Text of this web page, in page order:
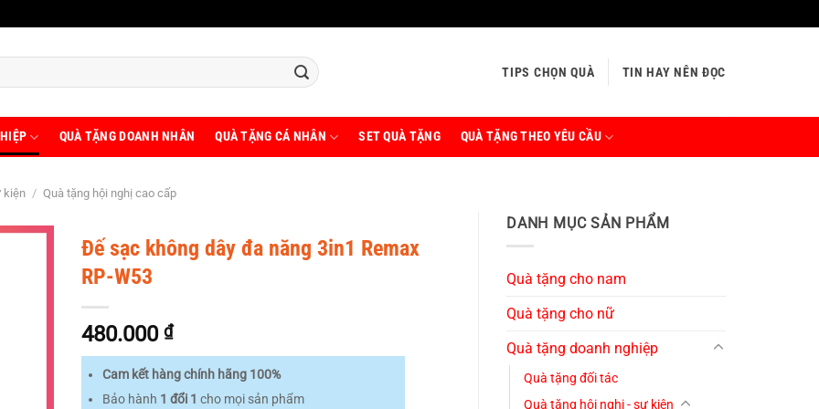
TIPS CHỌN QUÀ TIN HAY NÊN ĐỌC
QUÀ TẶNG DOANH NHÂN QUÀ TẶNG CÁ NHÂN SET QUÀ TẶNG QUÀ TẶNG THEO YÊU CẦU
kiện / Quà tặng hội nghị cao cấp
DANH MỤC SẢN PHẨM
Quà tặng cho nam
Quà tặng cho nữ
Quà tặng doanh nghiệp
Quà tặng đối tác
Quà tặng hội nghị - sự kiện
Đế sạc không dây đa năng 3in1 Remax
RP-W53
480.000 ₫
Cam kết hàng chính hãng 100%
Bảo hành 1 đổi 1 cho mọi sản phẩm